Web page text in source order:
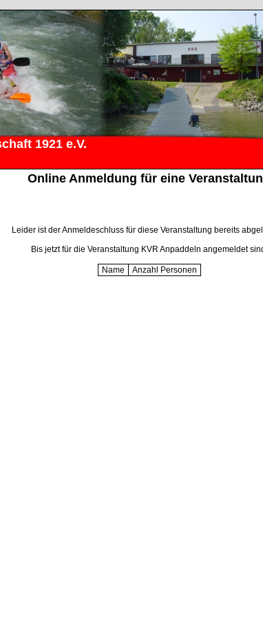
1921 e.V.
Online Anmeldung für eine
Leider ist der Anmeldeschluss für diese Veranstaltung bereits
Bis jetzt für die Veranstaltung KVR Anpaddeln angemeldet
Name Anzahl Personen